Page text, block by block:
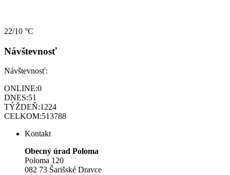
22/10 °C
Návštevnosť
Návštevnosť:
ONLINE:0
DNES:51
TÝŽDEŇ:1224
CELKOM:513788
Kontakt
Obecný úrad Poloma
Poloma 120
082 73 Šarišské Dravce